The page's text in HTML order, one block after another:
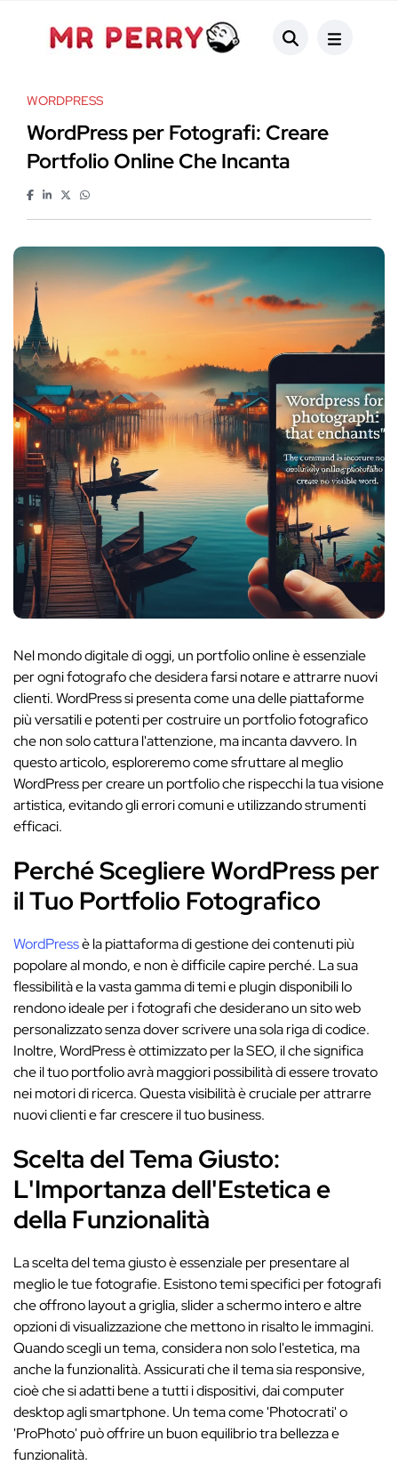
WORDPRESS
WordPress per Fotografi: Creare
Portfolio Online Che Incanta
Nel mondo digitale di oggi, un portfolio online è essenziale
per ogni fotografo che desidera farsi notare e attrarre nuovi
clienti. WordPress si presenta come una delle piattaforme
più versatili e potenti per costruire un portfolio fotografico
che non solo cattura l'attenzione, ma incanta davvero. In
questo articolo, esploreremo come sfruttare al meglio
WordPress per creare un portfolio che rispecchi la tua visione
artistica, evitando gli errori comuni e utilizzando strumenti
efficaci.
Perché Scegliere WordPress per
il Tuo Portfolio Fotografico
WordPressè la piattaforma di gestione dei contenuti più
popolare al mondo, e non è difficile capire perché. La sua
flessibilità e la vasta gamma di temi e plugin disponibili lo
rendono ideale per i fotografi che desiderano un sito web
personalizzato senza dover scrivere una sola riga di codice.
Inoltre, WordPress è ottimizzato per la SEO, il che significa
che il tuo portfolio avrà maggiori possibilità di essere trovato
nei motori di ricerca. Questa visibilità è cruciale per attrarre
nuovi clienti e far crescere il tuo business.
Scelta del Tema Giusto:
L'Importanza dell'Estetica e
della Funzionalità
La scelta del tema giusto è essenziale per presentare al
meglio le tue fotografie. Esistono temi specifici per fotografi
che offrono layout a griglia, slider a schermo intero e altre
opzioni di visualizzazione che mettono in risalto le immagini.
Quando scegli un tema, considera non solo l'estetica, ma
anche la funzionalità. Assicurati che il tema sia responsive,
cioè che si adatti bene a tutti i dispositivi, dai computer
desktop agli smartphone. Un tema come 'Photocrati' o
'ProPhoto' può offrire un buon equilibrio tra bellezza e
funzionalità.